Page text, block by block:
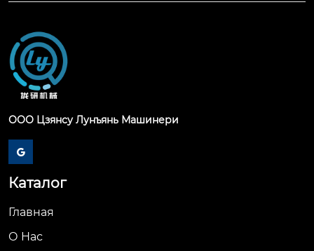
ООО Цзянсу Лунъянь Машинери

Каталог
Главная
О Hас